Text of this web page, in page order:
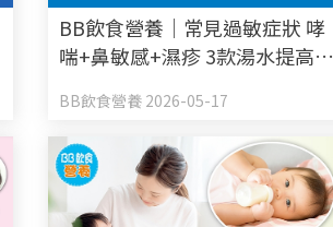
BB飲食營養｜常見過敏症狀 哮
喘+鼻敏感+濕疹 3款湯水提高孩
BB飲食營養 2026-05-17